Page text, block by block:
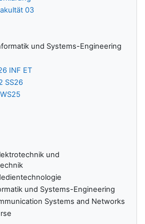
03
und Systems-Engineering
INF ET
SS26
und
und Systems-Engineering
Systems and Networks